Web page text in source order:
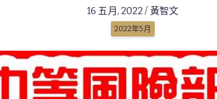
16 五月, 2022 / 黃智文
2022年5月